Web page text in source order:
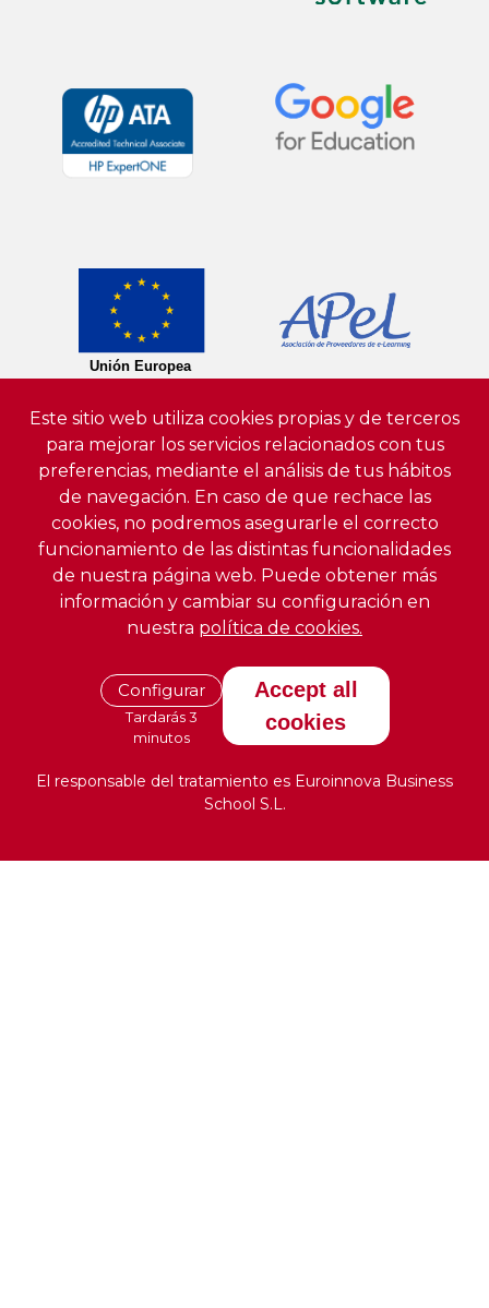
Este sitio web utiliza cookies propias y de terceros
para mejorar los servicios relacionados con tus
preferencias, mediante el análisis de tus hábitos
de navegación. En caso de que rechace las
cookies, no podremos asegurarle el correcto
funcionamiento de las distintas funcionalidades
de nuestra página web. Puede obtener más
información y cambiar su configuración en
nuestra política de cookies.
Configurar
Tardarás 3
minutos
Accept all
cookies
El responsable del tratamiento es Euroinnova Business
School S.L.